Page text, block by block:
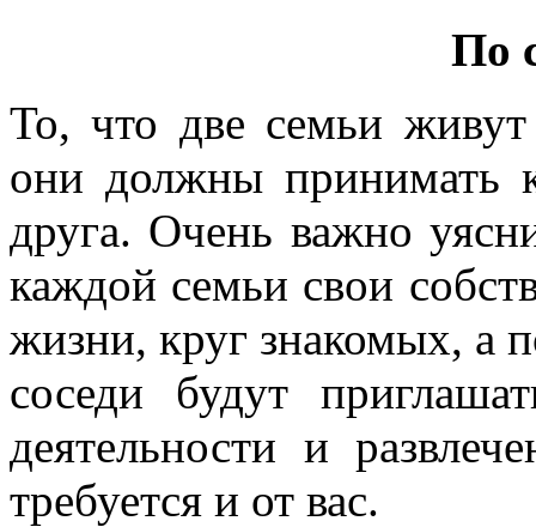
По
То, что две семьи живут
они должны принимать
друга. Очень важно
каждой семьи свои
жизни, круг знакомых, а
соседи будут
деятельности и
требуется и от вас.